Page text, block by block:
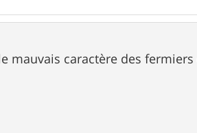
mauvais caractère des